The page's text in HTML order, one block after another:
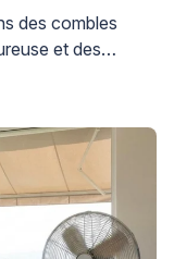
des combles
et des
pour garantir la
d’être
mécanique